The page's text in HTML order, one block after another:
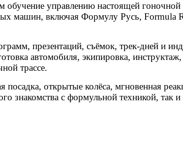
управлению настоящей
машин, включая Формулу Русь,
презентаций, съёмок, трек-дней и
автомобиля, экипировка,
трассе.
открытые колёса, мгновенная
знакомства с формульной техникой, так